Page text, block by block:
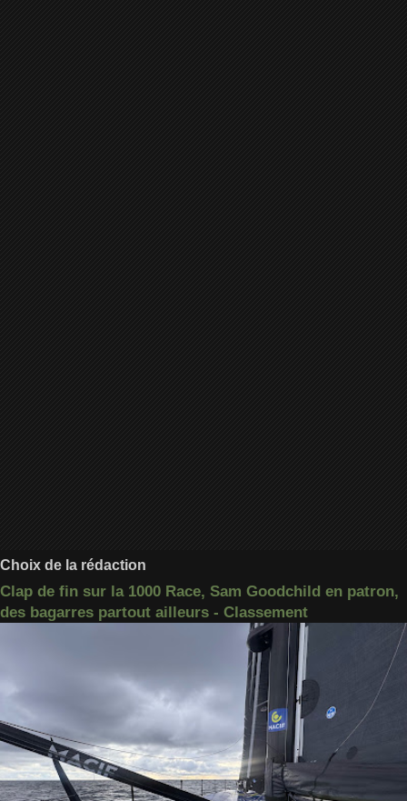
Choix de la rédaction
Clap de fin sur la 1000 Race, Sam Goodchild en patron,
des bagarres partout ailleurs - Classement